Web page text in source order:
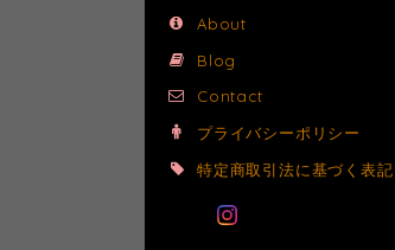
About
Blog
Contact
プライバシーポリシー
特定商取引法に基づく表記